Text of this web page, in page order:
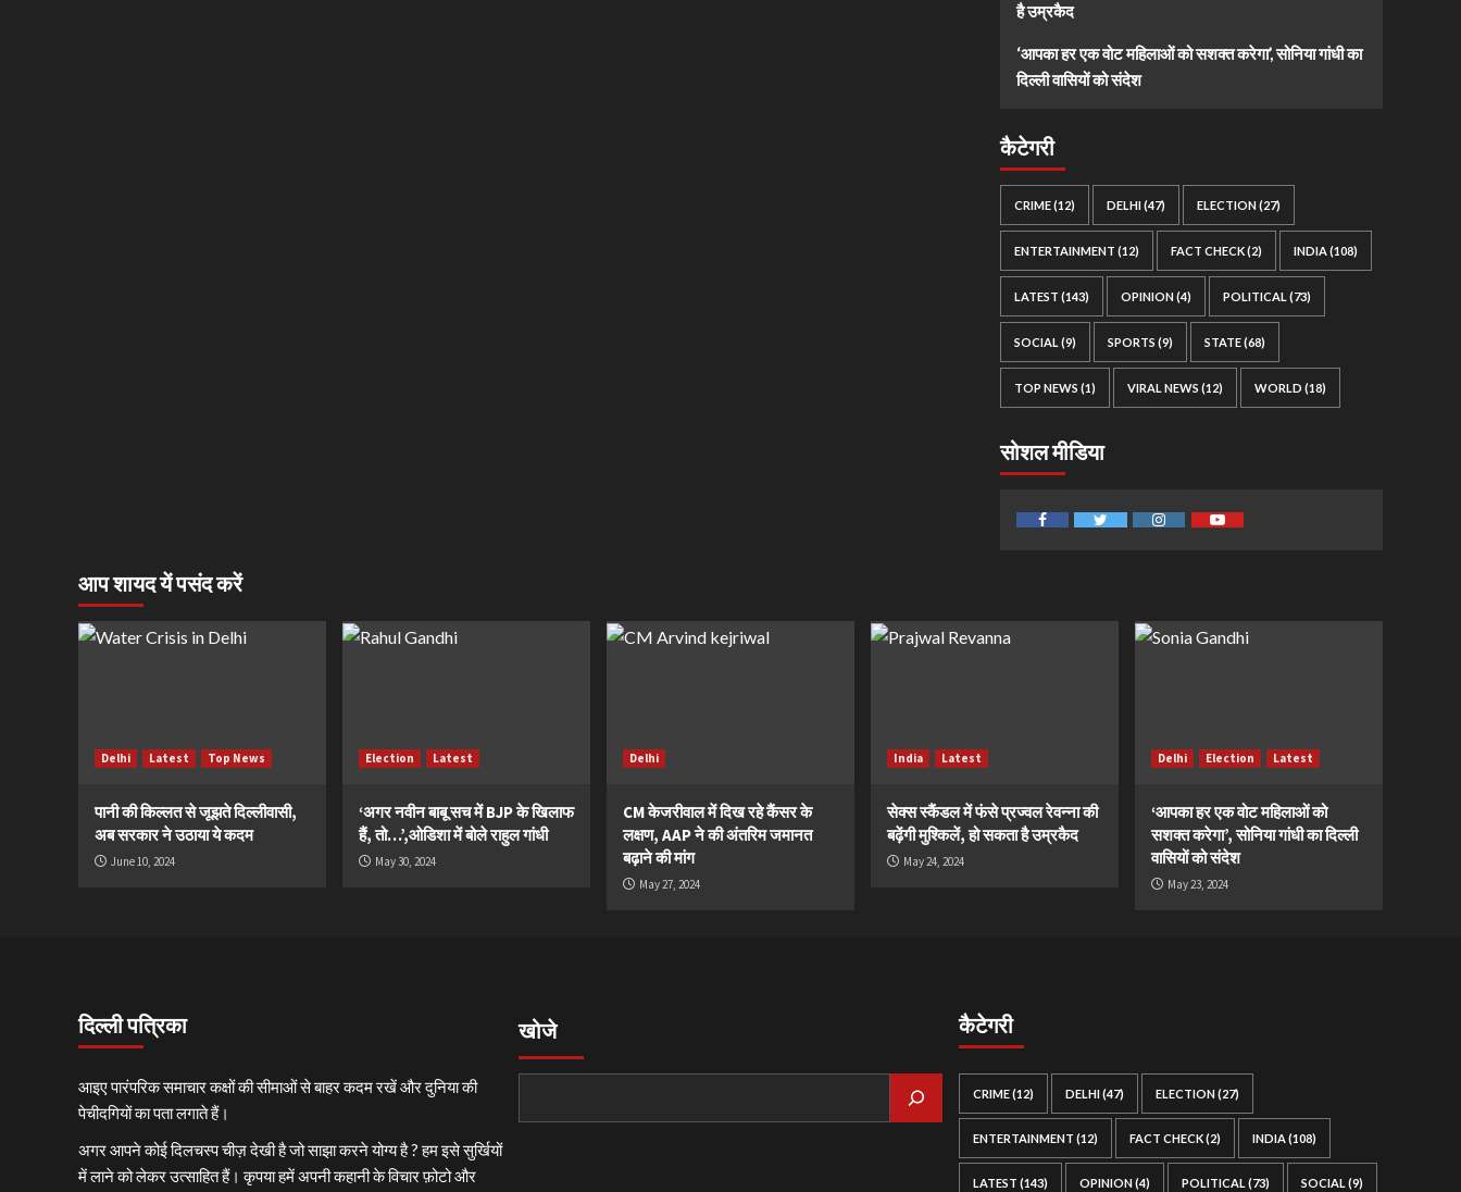
है उम्रकैद
‘आपका हर एक वोट महिलाओं को सशक्त करेगा’, सोनिया गांधी का
दिल्ली वासियों को संदेश
कैटेगरी
CRIME(12) DELHI(47) ELECTION(27)
ENTERTAINMENT (12) FACT CHECK(2) INDIA(108)
LATEST (143) OPINION(4) POLITICAL (73)
SOCIAL (9) SPORTS (9) STATE(68)
TOP NEWS (1) VIRAL NEWS (12) WORLD (18)
सोशल मीडिया
FacebookTwitter InstagramYoutube
आप शायद यें पसंद करें
Delhi Latest Top News
पानी की किल्लत से जूझते दिल्लीवासी,
अब सरकार ने उठाया ये कदम
June 10, 2024
Election Latest
‘अगर नवीन बाबू सच में BJP के खिलाफ
हैं, तो…’,ओडिशा में बोले राहुल गांधी
May 30, 2024
Delhi
CM केजरीवाल में दिख रहे कैंसर के
लक्षण, AAP ने की अंतरिम जमानत
बढ़ाने की मांग
May 27, 2024
India Latest
सेक्स स्कैंडल में फंसे प्रज्वल रेवन्ना की
बढ़ेंगी मुश्किलें, हो सकता है उम्रकैद
May 24, 2024
Delhi Election Latest
‘आपका हर एक वोट महिलाओं को
सशक्त करेगा’, सोनिया गांधी का दिल्ली
वासियों को संदेश
May 23, 2024
दिल्ली पत्रिका
आइए पारंपरिक समाचार कक्षों की सीमाओं से बाहर कदम रखें और दुनिया की
पेचीदगियों का पता लगाते हैं।
अगर आपने कोई दिलचस्प चीज़ देखी है जो साझा करने योग्य है ? हम इसे सुर्खियों
में लाने को लेकर उत्साहित हैं। कृपया हमें अपनी कहानी के विचार फ़ोटो और
खोजे कैटेगरी
CRIME(12) DELHI(47) ELECTION(27)
ENTERTAINMENT (12) FACT CHECK(2) INDIA(108)
LATEST (143) OPINION(4) POLITICAL (73) SOCIAL (9)